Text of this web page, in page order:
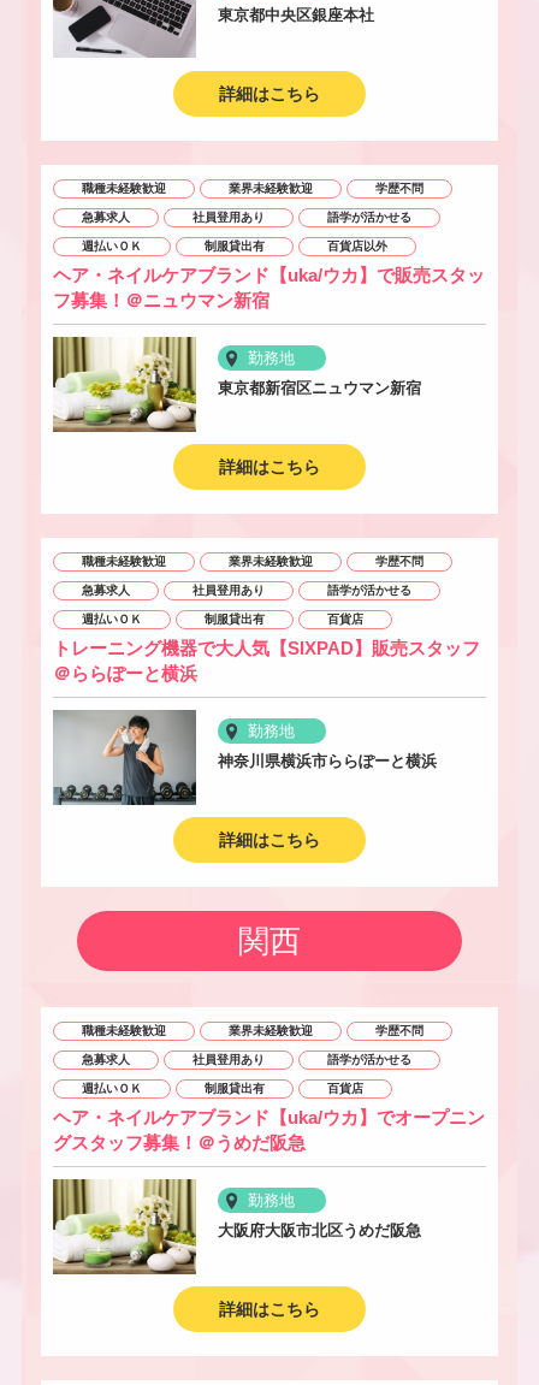
東京都中央区銀座本社
詳細はこちら
職種未経験歓迎 業界未経験歓迎 学歴不問
急募求人 社員登用あり 語学が活かせる
週払いＯＫ 制服貸出有 百貨店以外
ヘア・ネイルケアブランド【uka/ウカ】で販売スタッ
フ募集！＠ニュウマン新宿
勤務地
東京都新宿区ニュウマン新宿
詳細はこちら
職種未経験歓迎 業界未経験歓迎 学歴不問
急募求人 社員登用あり 語学が活かせる
週払いＯＫ 制服貸出有 百貨店
トレーニング機器で大人気【SIXPAD】販売スタッフ
＠ららぽーと横浜
勤務地
神奈川県横浜市ららぽーと横浜
詳細はこちら
関西
職種未経験歓迎 業界未経験歓迎 学歴不問
急募求人 社員登用あり 語学が活かせる
週払いＯＫ 制服貸出有 百貨店
ヘア・ネイルケアブランド【uka/ウカ】でオープニン
グスタッフ募集！＠うめだ阪急
勤務地
大阪府大阪市北区うめだ阪急
詳細はこちら